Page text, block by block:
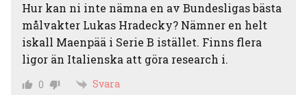
Hur kan ni inte nämna en av Bundesligas bästa
målvakter Lukas Hradecky? Nämner en helt
iskall Maenpää i Serie B istället. Finns flera
ligor än Italienska att göra research i.
0 Svara